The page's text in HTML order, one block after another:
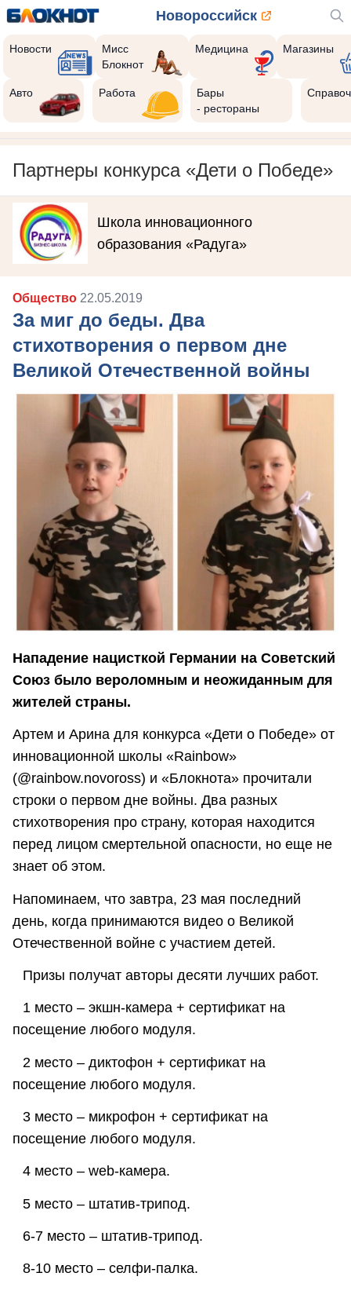
Новороссийск
Новости
Мисс
Блокнот
Медицина Магазины
Авто Работа
Бары
- рестораны
Партнеры конкурса «Дети о Победе»
Школа инновационного
образования «Радуга»
Общество 22.05.2019
За миг до беды. Два
стихотворения о первом дне
Великой Отечественной войны
Нападение нацисткой Германии на Советский
Союз было вероломным и неожиданным для
жителей страны.
Артем и Арина для конкурса «Дети о Победе» от
инновационной школы «Rainbow»
(@rainbow.novoross) и «Блокнота» прочитали
строки о первом дне войны. Два разных
стихотворения про страну, которая находится
перед лицом смертельной опасности, но еще не
знает об этом.
Напоминаем, что завтра, 23 мая последний
день, когда принимаются видео о Великой
Отечественной войне с участием детей.
⠀Призы получат авторы десяти лучших работ.
⠀1 место – экшн-камера + сертификат на
посещение любого модуля.
⠀2 место – диктофон + сертификат на
посещение любого модуля.
⠀3 место – микрофон + сертификат на
посещение любого модуля.
⠀4 место – web-камера.
⠀5 место – штатив-трипод.
⠀6-7 место – штатив-трипод.
⠀8-10 место – cелфи-палка.